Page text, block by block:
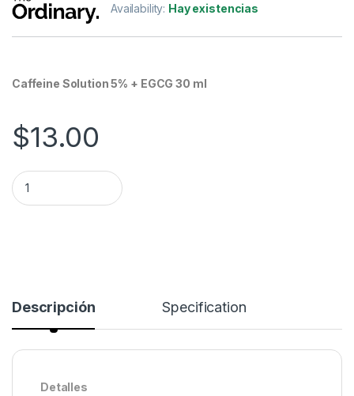
Availability: Hay existencias
Caffeine Solution 5% + EGCG 30 ml
$13.00
Caffeine Solution 5% + EGCG 30ml quantity
Descripción Specification
Detalles